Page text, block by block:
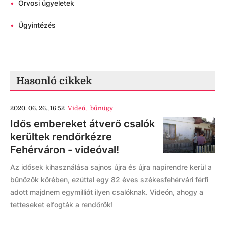
• Orvosi ügyeletek
• Ügyintézés
Hasonló cikkek
2020. 06. 26., 16:52 Videó, bűnügy
Idős embereket átverő csalók
kerültek rendőrkézre
Fehérváron - videóval!
Az idősek kihasználása sajnos újra és újra napirendre kerül a
bűnözők körében, ezúttal egy 82 éves székesfehérvári férfi
adott majdnem egymilliót ilyen csalóknak. Videón, ahogy a
tetteseket elfogták a rendőrök!